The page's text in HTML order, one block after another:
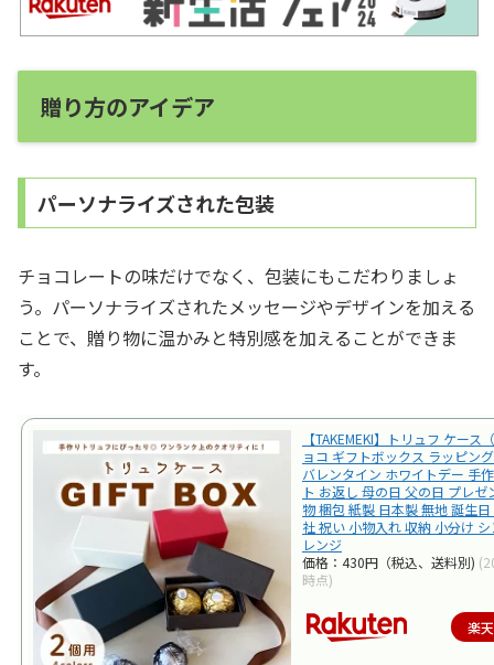
贈り方のアイデア
パーソナライズされた包装
チョコレートの味だけでなく、包装にもこだわりましょ
う。パーソナライズされたメッセージやデザインを加える
ことで、贈り物に温かみと特別感を加えることができま
す。
【TAKEMEKI】トリュフ ケース
ョコ ギフトボックス ラッピン
バレンタイン ホワイトデー 手
ト お返し 母の日 父の日 プレゼ
物 梱包 紙製 日本製 無地 誕生
社 祝い 小物入れ 収納 小分け
レンジ
価格：430円（税込、送料別)
時点)
楽